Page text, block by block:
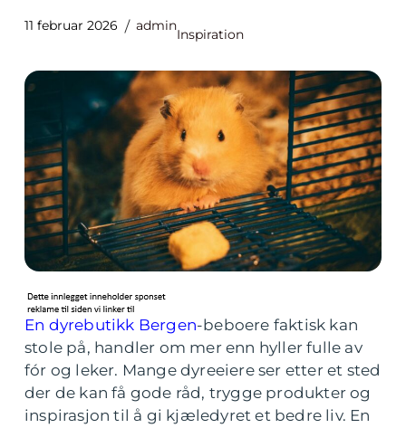
11 februar 2026 admin
Inspiration
En dyrebutikk Bergen-beboere faktisk kan
stole på, handler om mer enn hyller fulle av
fór og leker. Mange dyreeiere ser etter et sted
der de kan få gode råd, trygge produkter og
inspirasjon til å gi kjæledyret et bedre liv. En